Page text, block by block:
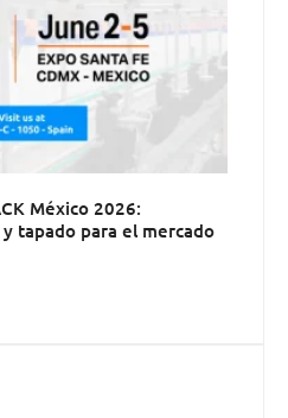
México 2026:
tapado para el mercado